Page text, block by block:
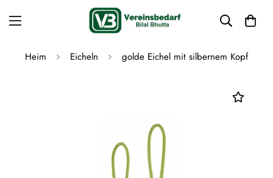
Heim Eicheln golde Eichel mit silbernem Kopf